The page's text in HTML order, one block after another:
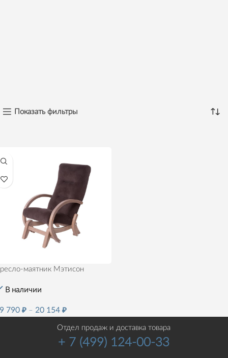
Показать фильтры
маятник Мэтисон
В наличии
790 ₽ – 20 154 ₽
Отдел продаж и доставка товара
+ 7 (499) 124-00-33